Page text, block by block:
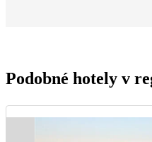
Podobné hotely v